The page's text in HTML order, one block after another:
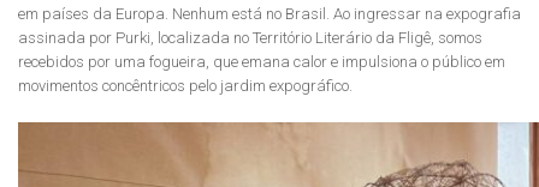
em países da Europa. Nenhum está no Brasil. Ao ingressar na expografia
assinada por Purki, localizada no Território Literário da Fligê, somos
recebidos por uma fogueira, que emana calor e impulsiona o público em
movimentos concêntricos pelo jardim expográfico.